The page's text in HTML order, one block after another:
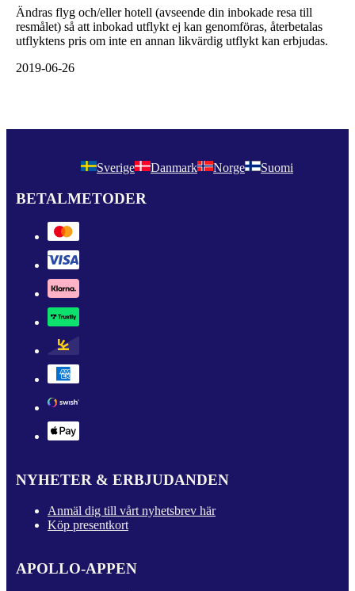
Ändras flyg och/eller hotell (avseende din inbokade resa till
resmålet) så att inbokad utflykt ej kan genomföras, återbetalas
utflyktens pris om inte en annan likvärdig utflykt kan erbjudas.
2019-06-26
Sverige Danmark Norge Suomi
BETALMETODER
NYHETER & ERBJUDANDEN
Anmäl dig till vårt nyhetsbrev här
Köp presentkort
APOLLO-APPEN